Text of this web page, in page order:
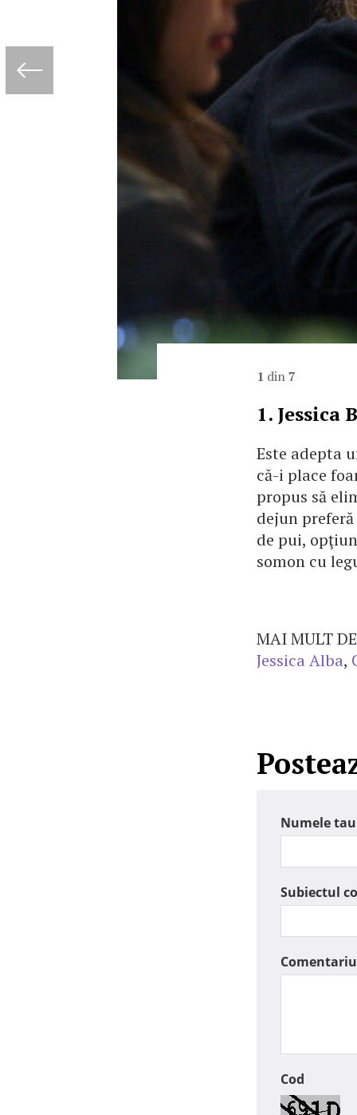
1 din7
1. Jessica
Este adepta
că-i place
propus să
dejun
de pui,
somon cu
MAI MULT
Jessica Alba,
Numele tau
Subiectul
Cod